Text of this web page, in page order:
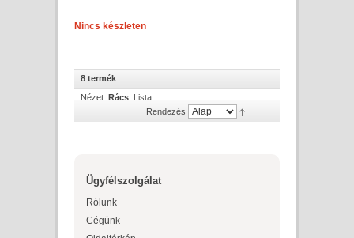
Nincs készleten
8 termék
Nézet: Rács Lista
Rendezés
Ügyfélszolgálat
Rólunk
Cégünk